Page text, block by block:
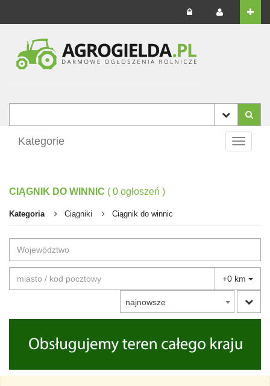
Toggle
Kategorie
CIĄGNIK DO WINNIC ( 0 ogłoszeń )
Kategoria Ciągniki Ciągnik do winnic
+0 km
najnowsze